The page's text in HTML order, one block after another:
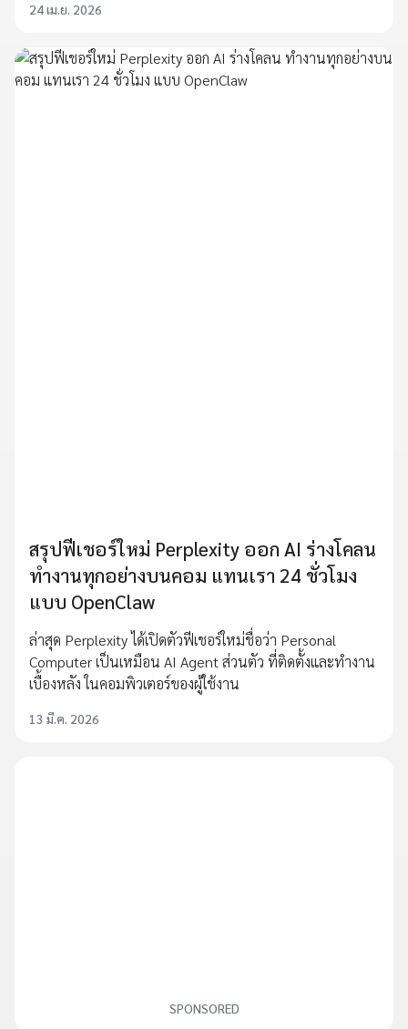
24 เม.ย. 2026
สรุปฟีเชอร์ใหม่ Perplexity ออก AI ร่างโคลน
ทำงานทุกอย่างบนคอม แทนเรา 24 ชั่วโมง
แบบ OpenClaw
ล่าสุด Perplexity ได้เปิดตัวฟีเชอร์ใหม่ชื่อว่า Personal
Computer เป็นเหมือน AI Agent ส่วนตัว ที่ติดตั้งและทำงาน
เบื้องหลัง ในคอมพิวเตอร์ของผู้ใช้งาน
13 มี.ค. 2026
SPONSORED